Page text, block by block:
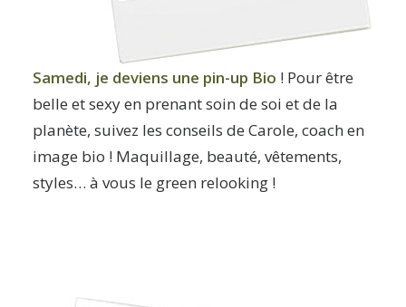
Samedi, je deviens une pin-up Bio ! Pour être
belle et sexy en prenant soin de soi et de la
planète, suivez les conseils de Carole, coach en
image bio ! Maquillage, beauté, vêtements,
styles… à vous le green relooking !